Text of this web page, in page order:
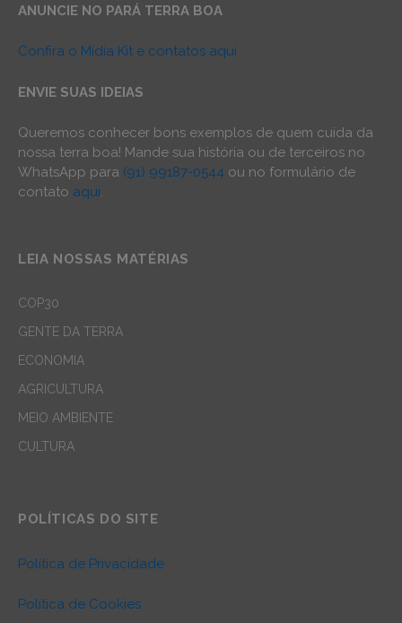
ANUNCIE NO PARÁ TERRA BOA
Confira o Mídia Kit e contatos aqui
ENVIE SUAS IDEIAS
Queremos conhecer bons exemplos de quem cuida da
nossa terra boa! Mande sua história ou de terceiros no
WhatsApp para (91) 99187-0544 ou no formulário de
contato aqui.
LEIA NOSSAS MATÉRIAS
COP30
GENTE DA TERRA
ECONOMIA
AGRICULTURA
MEIO AMBIENTE
CULTURA
POLÍTICAS DO SITE
Política de Privacidade
Política de Cookies